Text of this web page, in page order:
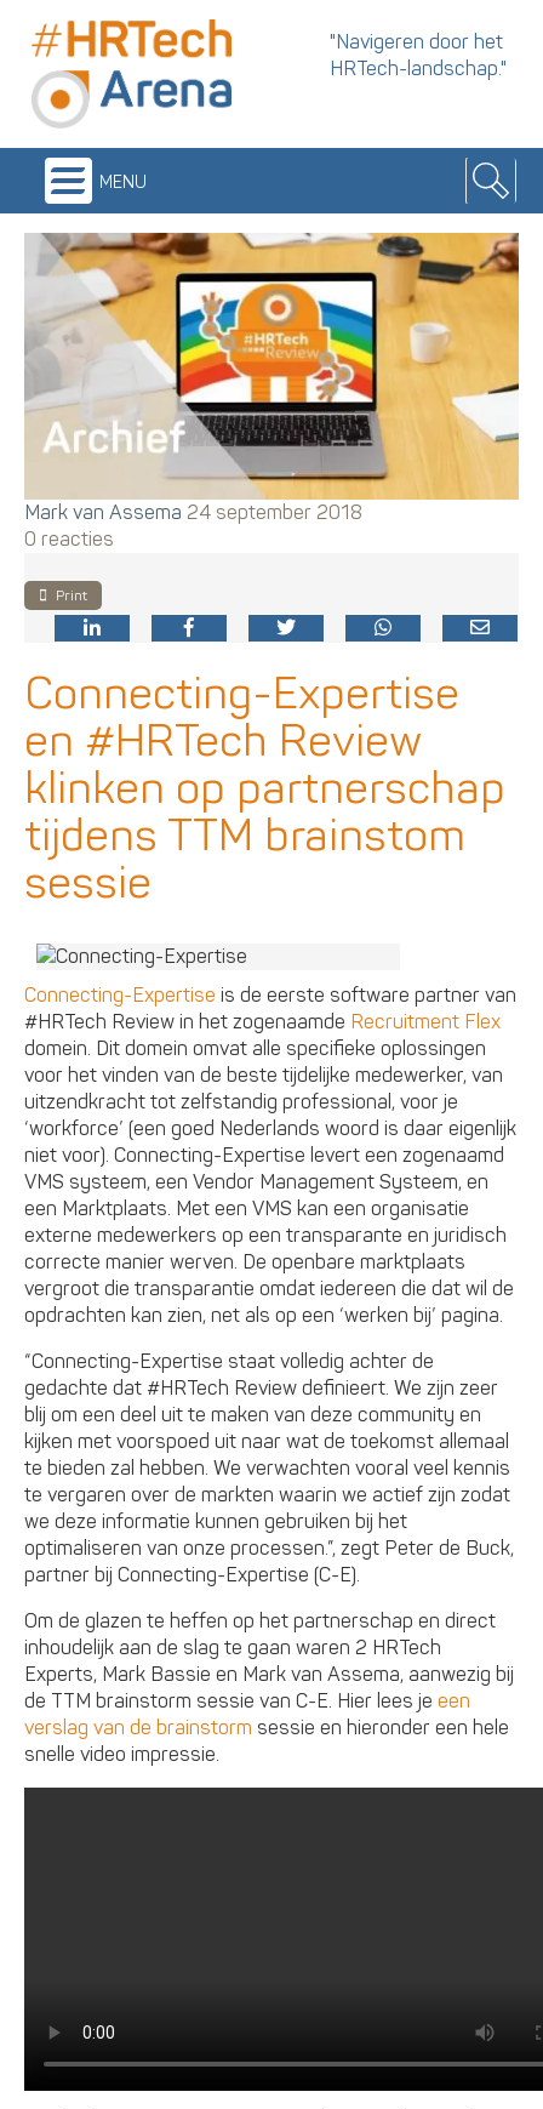
"Navigeren door het
HRTech-landschap."
menu
Mark van Assema 24 september 2018
0 reacties
Print
Connecting-Expertise
en #HRTech Review
klinken op partnerschap
tijdens TTM brainstom
sessie
Connecting-Expertise is de eerste software partner van
#HRTech Review in het zogenaamde Recruitment Flex
domein. Dit domein omvat alle specifieke oplossingen
voor het vinden van de beste tijdelijke medewerker, van
uitzendkracht tot zelfstandig professional, voor je
‘workforce’ (een goed Nederlands woord is daar eigenlijk
niet voor). Connecting-Expertise levert een zogenaamd
VMS systeem, een Vendor Management Systeem, en
een Marktplaats. Met een VMS kan een organisatie
externe medewerkers op een transparante en juridisch
correcte manier werven. De openbare marktplaats
vergroot die transparantie omdat iedereen die dat wil de
opdrachten kan zien, net als op een ‘werken bij’ pagina.
“Connecting-Expertise staat volledig achter de
gedachte dat #HRTech Review definieert. We zijn zeer
blij om een deel uit te maken van deze community en
kijken met voorspoed uit naar wat de toekomst allemaal
te bieden zal hebben. We verwachten vooral veel kennis
te vergaren over de markten waarin we actief zijn zodat
we deze informatie kunnen gebruiken bij het
optimaliseren van onze processen.”, zegt Peter de Buck,
partner bij Connecting-Expertise (C-E).
Om de glazen te heffen op het partnerschap en direct
inhoudelijk aan de slag te gaan waren 2 HRTech
Experts, Mark Bassie en Mark van Assema, aanwezig bij
de TTM brainstorm sessie van C-E. Hier lees jeeen
verslag van de brainstorm sessie en hieronder een hele
snelle video impressie.